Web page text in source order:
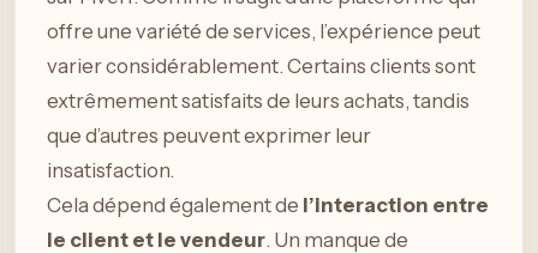
offre une variété de services, l’expérience peut
varier considérablement. Certains clients sont
extrêmement satisfaits de leurs achats, tandis
que d’autres peuvent exprimer leur
insatisfaction.
Cela dépend également de l’interaction entre
le client et le vendeur. Un manque de